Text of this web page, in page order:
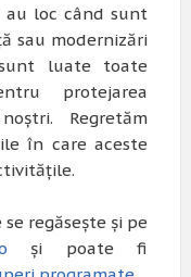
au loc când sunt
sau modernizări
luate toate
protejarea
Regretăm
în care aceste
regăsește și pe
și poate fi